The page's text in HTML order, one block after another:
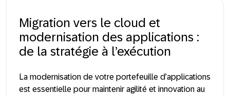
Migration vers le cloud et
modernisation des applications :
de la stratégie à l’exécution
La modernisation de votre portefeuille d’applications
est essentielle pour maintenir agilité et innovation au